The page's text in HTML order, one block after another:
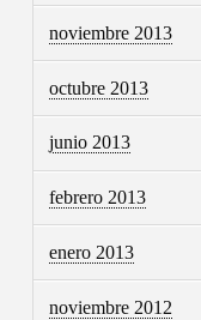
noviembre 2013
octubre 2013
junio 2013
febrero 2013
enero 2013
noviembre 2012